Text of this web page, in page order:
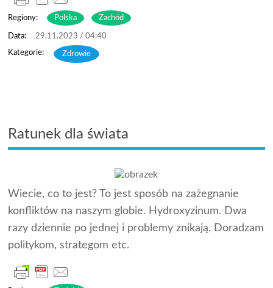
Regiony: Polska Zachód
29.11.2023 / 04:40
Zdrowie
Ratunek dla świata
Wiecie, co to jest? To jest sposób na zażegnanie
konfliktów na naszym globie. Hydroxyzinum. Dwa
razy dziennie po jednej i problemy znikają. Doradzam
politykom, strategom etc.